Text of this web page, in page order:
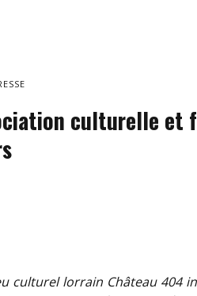
culturelle
culturel lorrain Château 404